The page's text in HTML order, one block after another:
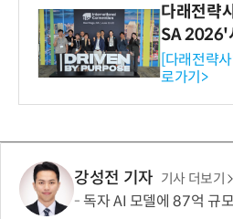
다래전략
SA 2026'
와의 비
-바이오 해
보
[다래전략
로가기>
강성전 기자 기사 더보기
독자 AI 모델에 87억 규모 '교재' 투입…